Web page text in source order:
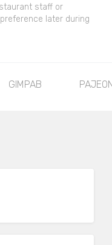
staff or
later during
GIMPAB